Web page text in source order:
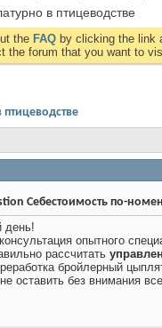
в птицеводстве
the FAQ by clicking the link
the forum that you want to
Себестоимость по-
день!
опытного
рассчитать
бройлерный
оставить без внимания